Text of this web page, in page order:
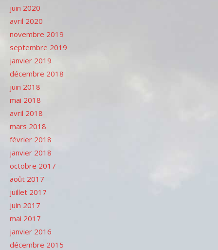
juin 2020
avril 2020
novembre 2019
septembre 2019
janvier 2019
décembre 2018
juin 2018
mai 2018
avril 2018
mars 2018
février 2018
janvier 2018
octobre 2017
août 2017
juillet 2017
juin 2017
mai 2017
janvier 2016
décembre 2015